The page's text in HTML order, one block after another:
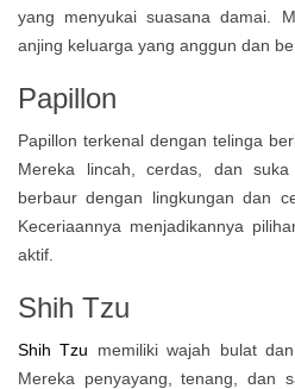
yang menyukai suasana damai.
anjing keluarga yang anggun dan
Papillon
Papillon terkenal dengan telinga
Mereka lincah, cerdas, dan
berbaur dengan lingkungan dan
Keceriaannya menjadikannya
aktif.
Shih Tzu
Shih Tzu memiliki wajah bulat
Mereka penyayang, tenang, dan